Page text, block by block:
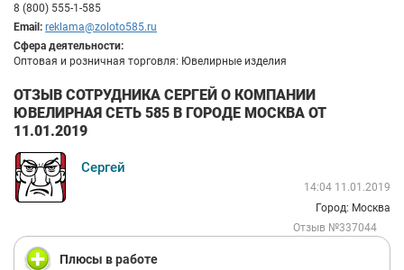
8 (800) 555-1-585
Email: reklama@zoloto585.ru
Сфера деятельности:
Оптовая и розничная торговля: Ювелирные изделия
ОТЗЫВ СОТРУДНИКА СЕРГЕЙ О КОМПАНИИ
ЮВЕЛИРНАЯ СЕТЬ 585 В ГОРОДЕ МОСКВА ОТ
11.01.2019
Сергей
14:04 11.01.2019
Город: Москва
Отзыв №337044
Плюсы в работе